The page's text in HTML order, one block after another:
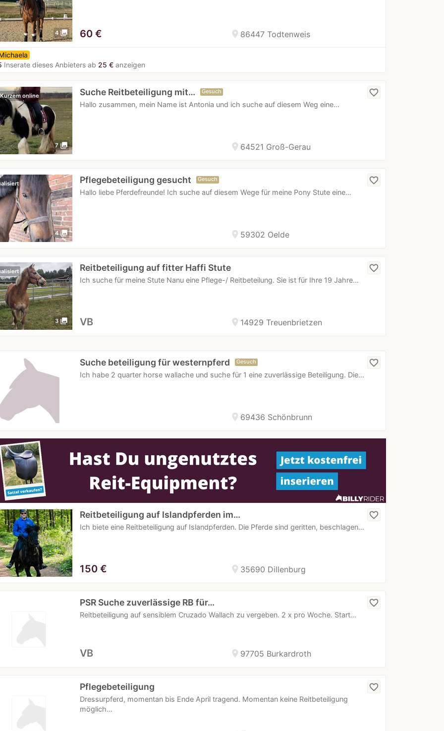
4 photo_library location_on 86447 Todtenweis
60 €
Inserate dieses Anbieters ab 25 € anzeigen
7 photo_library
online Suche Reitbeteiligung mit… Gesuch
Hallo zusammen, mein Name ist Antonia und ich suche auf diesem Weg eine…
favorite_border
location_on 64521 Groß-Gerau
4 photo_library
Pflegebeteiligung gesucht Gesuch
Hallo liebe Pferdefreunde! Ich suche auf diesem Wege für meine Pony Stute eine…
favorite_border
location_on 59302 Oelde
3 photo_library
Reitbeteiligung auf fitter Haffi Stute
Ich suche für meine Stute Nanu eine Pflege-/ Reitbeteilung. Sie ist für Ihre 19 Jahre…
favorite_border
location_on 14929 Treuenbrietzen
VB
Suche beteiligung für westernpferd Gesuch
Ich habe 2 quarter horse wallache und suche für 1 eine zuverlässige Beteiligung. Die…
favorite_border
location_on 69436 Schönbrunn
Reitbeteiligung auf Islandpferden im…
Ich biete eine Reitbeteiligung auf Islandpferden. Die Pferde sind geritten, beschlagen…
favorite_border
location_on 35690 Dillenburg
150 €
PSR Suche zuverlässige RB für…
Reitbeteiligung auf sensiblem Cruzado Wallach zu vergeben. 2 x pro Woche. Start…
favorite_border
location_on 97705 Burkardroth
VB
Pflegebeteiligung
Dressurpferd, momentan bis Ende April tragend. Momentan keine Reitbeteiligung
möglich…
favorite_border